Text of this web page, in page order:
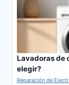
Lavadoras de
elegir?
Reparación de